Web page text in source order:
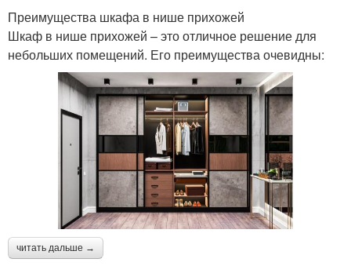
Преимущества шкафа в нише прихожей
Шкаф в нише прихожей – это отличное решение для
небольших помещений. Его преимущества очевидны:
читать дальше →